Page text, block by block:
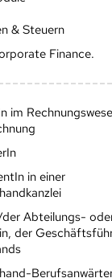
& Steuern
Finance.
im
in einer
Abteilungs-
der